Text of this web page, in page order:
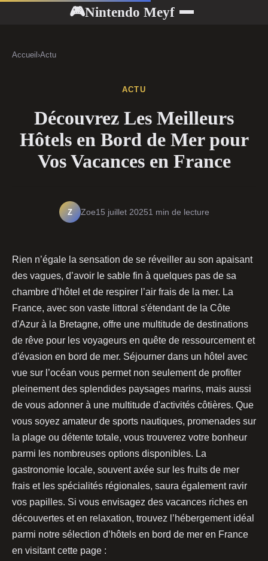
🎮Nintendo Meyf
Accueil ›Actu
ACTU
Découvrez Les Meilleurs
Hôtels en Bord de Mer pour
Vos Vacances en France
Z Zoe15 juillet 20251 min de lecture
Rien n’égale la sensation de se réveiller au son apaisant
des vagues, d’avoir le sable fin à quelques pas de sa
chambre d’hôtel et de respirer l’air frais de la mer. La
France, avec son vaste littoral s'étendant de la Côte
d'Azur à la Bretagne, offre une multitude de destinations
de rêve pour les voyageurs en quête de ressourcement et
d'évasion en bord de mer. Séjourner dans un hôtel avec
vue sur l’océan vous permet non seulement de profiter
pleinement des splendides paysages marins, mais aussi
de vous adonner à une multitude d'activités côtières. Que
vous soyez amateur de sports nautiques, promenades sur
la plage ou détente totale, vous trouverez votre bonheur
parmi les nombreuses options disponibles. La
gastronomie locale, souvent axée sur les fruits de mer
frais et les spécialités régionales, saura également ravir
vos papilles. Si vous envisagez des vacances riches en
découvertes et en relaxation, trouvez l’hébergement idéal
parmi notre sélection d’hôtels en bord de mer en France
en visitant cette page :